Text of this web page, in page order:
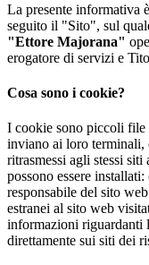
La presente informativa
seguito il "Sito", sul
"Ettore Majorana"
erogatore di servizi e
Cosa sono i cookie?
I cookie sono piccoli file
inviano ai loro terminali,
ritrasmessi agli stessi
possono essere
responsabile del sito
estranei al sito web
informazioni riguardanti
direttamente sui siti dei